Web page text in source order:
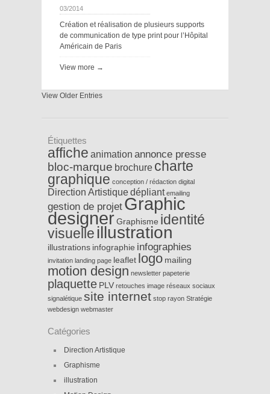
03/2014
Création et réalisation de plusieurs supports
de communication de type print pour l’Hôpital
Américain de Paris
View more →
View Older Entries
Étiquettes
affiche animation annonce presse
bloc-marque brochure charte
graphique conception / rédaction digital
Direction Artistiquedépliant emailing
gestion de projet Graphic
designer Graphisme identité
visuelle illustration
illustrations infographie infographies
invitation landing page leaflet logo mailing
motion design newsletter papeterie
plaquette PLV retouches image réseaux sociaux
signalétique site internet stop rayon Stratégie
webdesign webmaster
Catégories
Direction Artistique
Graphisme
illustration